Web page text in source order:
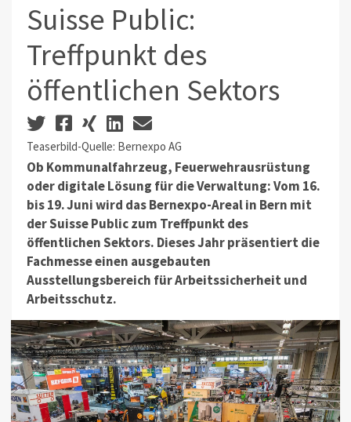
Suisse Public:
Treffpunkt des
öffentlichen Sektors
Teaserbild-Quelle: Bernexpo AG
Ob Kommunalfahrzeug, Feuerwehrausrüstung
oder digitale Lösung für die Verwaltung: Vom 16.
bis 19. Juni wird das Bernexpo-Areal in Bern mit
der Suisse Public zum Treffpunkt des
öffentlichen Sektors. Dieses Jahr präsentiert die
Fachmesse einen ausgebauten
Ausstellungsbereich für Arbeitssicherheit und
Arbeitsschutz.